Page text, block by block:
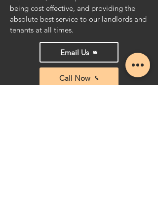
being cost effective, and providing the
absolute best service to our landlords and
tenants at all times.
Email Us
Call Now